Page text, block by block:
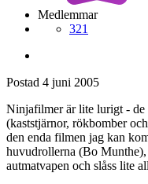
Medlemmar
321
Postad 4 juni 2005
Ninjafilmer är lite lurigt - de
(kaststjärnor, rökbomber
den enda filmen jag kan
huvudrollerna (Bo
autmatvapen och slåss lite